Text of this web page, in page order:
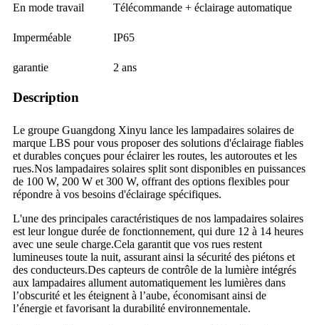
En mode travail Télécommande + éclairage automatique
Imperméable IP65
garantie 2 ans
Description
Le groupe Guangdong Xinyu lance les lampadaires solaires de
marque LBS pour vous proposer des solutions d'éclairage fiables
et durables conçues pour éclairer les routes, les autoroutes et les
rues.Nos lampadaires solaires split sont disponibles en puissances
de 100 W, 200 W et 300 W, offrant des options flexibles pour
répondre à vos besoins d'éclairage spécifiques.
L'une des principales caractéristiques de nos lampadaires solaires
est leur longue durée de fonctionnement, qui dure 12 à 14 heures
avec une seule charge.Cela garantit que vos rues restent
lumineuses toute la nuit, assurant ainsi la sécurité des piétons et
des conducteurs.Des capteurs de contrôle de la lumière intégrés
aux lampadaires allument automatiquement les lumières dans
l’obscurité et les éteignent à l’aube, économisant ainsi de
l’énergie et favorisant la durabilité environnementale.